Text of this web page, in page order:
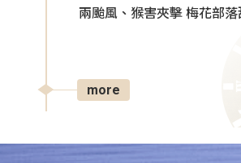
兩颱風、猴害夾擊 梅花部
more